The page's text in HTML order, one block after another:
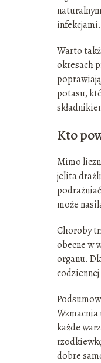
infekcjami.
Warto
okresach
potasu,
Kto
Mimo
jelita
może
Choroby
obecne w
organu.
Wzmacnia
każde
dobre